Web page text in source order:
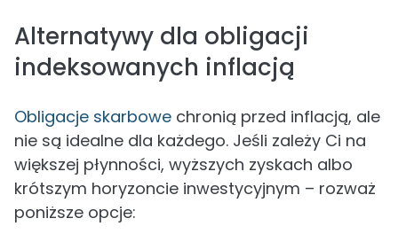
Alternatywy dla obligacji
indeksowanych inflacją
Obligacje skarbowe chronią przed inflacją, ale
nie są idealne dla każdego. Jeśli zależy Ci na
większej płynności, wyższych zyskach albo
krótszym horyzoncie inwestycyjnym – rozważ
poniższe opcje: